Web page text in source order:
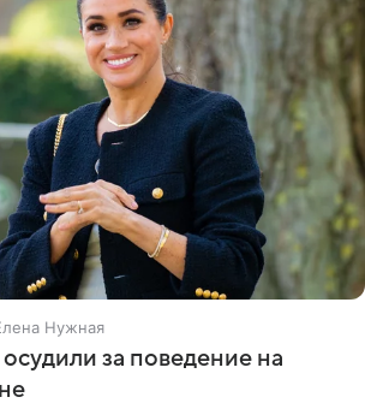
Нужная
за поведение на